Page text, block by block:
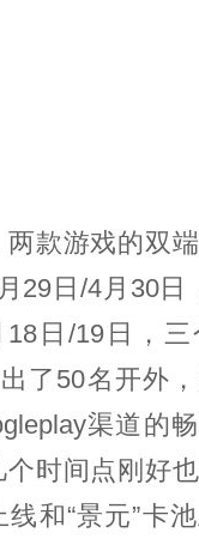
款游戏的双
29日/4月30日
18日/19日，
了50名开外
渠道的
时间点刚好
和“景元”卡